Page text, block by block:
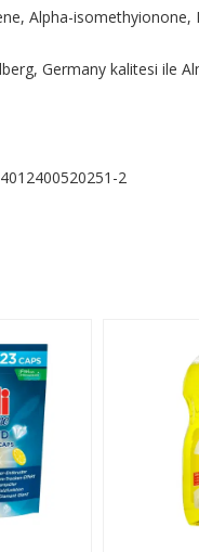
Alpha-isomethyionone,
Germany kalitesi ile
4012400520251-2